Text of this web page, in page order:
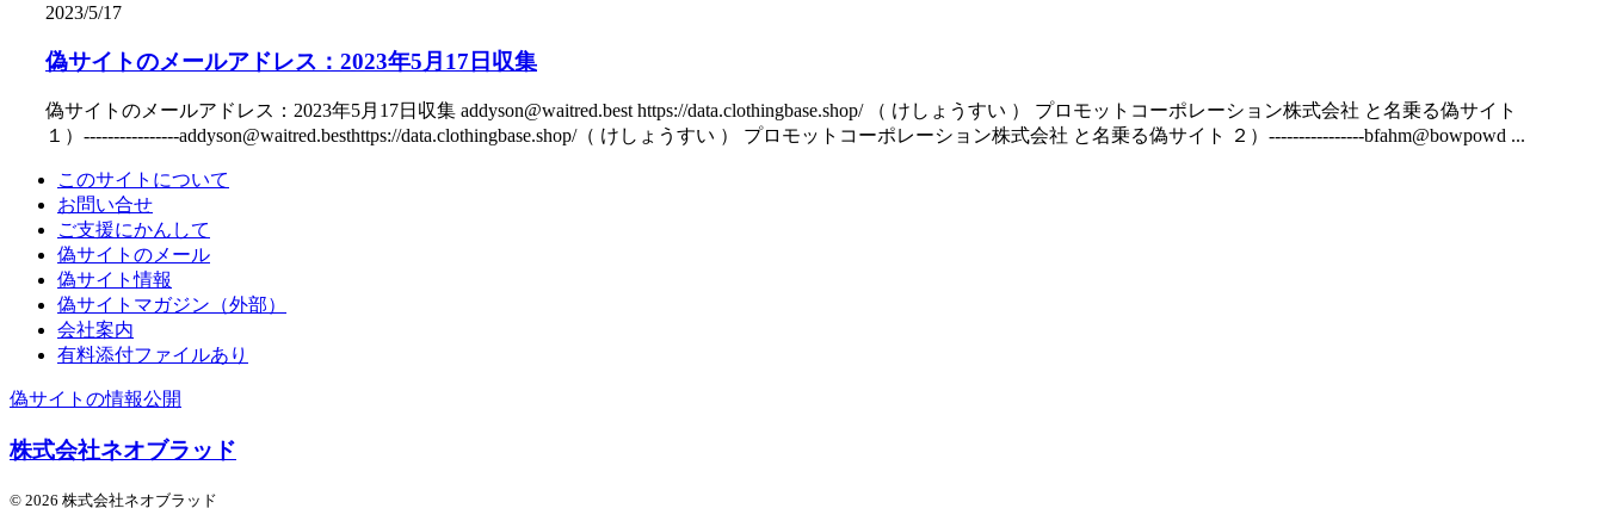
2023/5/17
偽サイトのメールアドレス：2023年5月17日収集
偽サイトのメールアドレス：2023年5月17日収集 addyson@waitred.best https://data.clothingbase.shop/ （ けしょうすい ） プロモットコーポレーション株式会社 と名乗る偽サイト
１）----------------addyson@waitred.besthttps://data.clothingbase.shop/（ けしょうすい ） プロモットコーポレーション株式会社 と名乗る偽サイト ２）----------------bfahm@bowpowd ...
このサイトについて
お問い合せ
ご支援にかんして
偽サイトのメール
偽サイト情報
偽サイトマガジン（外部）
会社案内
有料添付ファイルあり
偽サイトの情報公開
株式会社ネオブラッド
© 2026 株式会社ネオブラッド